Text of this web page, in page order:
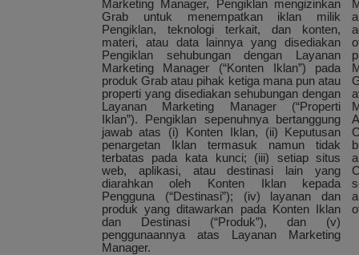
Marketing Manager, Pengiklan mengizinkan
Grab untuk menempatkan iklan milik
Pengiklan, teknologi terkait, dan konten,
materi, atau data lainnya yang disediakan
Pengiklan sehubungan dengan Layanan
Marketing Manager (“Konten Iklan”) pada
produk Grab atau pihak ketiga mana pun atau
properti yang disediakan sehubungan dengan
Layanan Marketing Manager (“Properti
Iklan”). Pengiklan sepenuhnya bertanggung
jawab atas (i) Konten Iklan, (ii) Keputusan
penargetan Iklan termasuk namun tidak
terbatas pada kata kunci; (iii) setiap situs
web, aplikasi, atau destinasi lain yang
diarahkan oleh Konten Iklan kepada
Pengguna (“Destinasi”); (iv) layanan dan
produk yang ditawarkan pada Konten Iklan
dan Destinasi (“Produk”), dan (v)
penggunaannya atas Layanan Marketing
Manager.